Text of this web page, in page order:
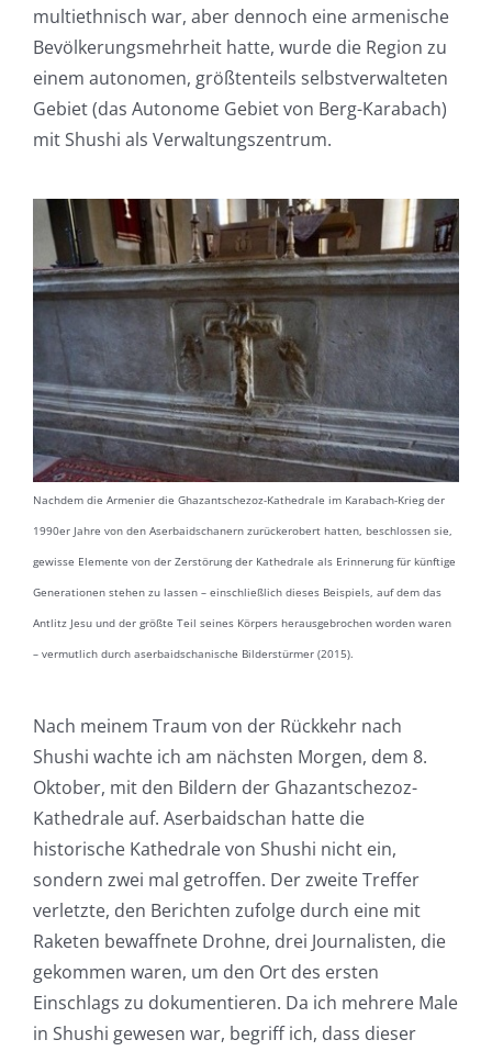
multiethnisch war, aber dennoch eine armenische
Bevölkerungsmehrheit hatte, wurde die Region zu
einem autonomen, größtenteils selbstverwalteten
Gebiet (das Autonome Gebiet von Berg-Karabach)
mit Shushi als Verwaltungszentrum.
Nachdem die Armenier die Ghazantschezoz-Kathedrale im Karabach-Krieg der
1990er Jahre von den Aserbaidschanern zurückerobert hatten, beschlossen sie,
gewisse Elemente von der Zerstörung der Kathedrale als Erinnerung für künftige
Generationen stehen zu lassen – einschließlich dieses Beispiels, auf dem das
Antlitz Jesu und der größte Teil seines Körpers herausgebrochen worden waren
– vermutlich durch aserbaidschanische Bilderstürmer (2015).
Nach meinem Traum von der Rückkehr nach
Shushi wachte ich am nächsten Morgen, dem 8.
Oktober, mit den Bildern der Ghazantschezoz-
Kathedrale auf. Aserbaidschan hatte die
historische Kathedrale von Shushi nicht ein,
sondern zwei mal getroffen. Der zweite Treffer
verletzte, den Berichten zufolge durch eine mit
Raketen bewaffnete Drohne, drei Journalisten, die
gekommen waren, um den Ort des ersten
Einschlags zu dokumentieren. Da ich mehrere Male
in Shushi gewesen war, begriff ich, dass dieser